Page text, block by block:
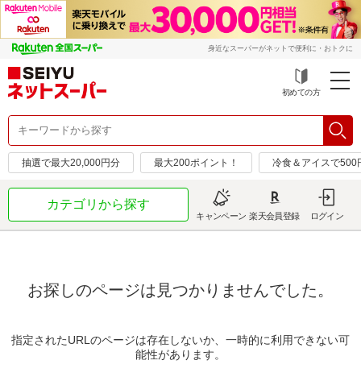
身近なスーパーがネットで便利に・おトクに
初めての方
抽選で最大20,000円分 最大200ポイント！ 冷食＆アイスで500
カテゴリから探す
キャンペーン 楽天会員登録 ログイン
お探しのページは見つかりませんでした。
指定されたURLのページは存在しないか、一時的に利用できない可
能性があります。